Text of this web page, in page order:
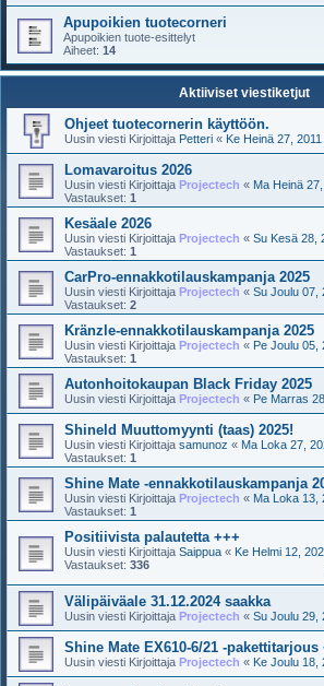
Apupoikien tuotecorneri
Apupoikien tuote-esittelyt
Aiheet: 14
Aktiiviset viestiketjut
Ohjeet tuotecornerin käyttöön.
Uusin viesti Kirjoittaja Petteri « Ke Heinä 27,
Lomavaroitus 2026
Uusin viesti Kirjoittaja Projectech « Ma Heinä
Vastaukset: 1
Kesäale 2026
Uusin viesti Kirjoittaja Projectech « Su Kesä 28,
Vastaukset: 1
CarPro-ennakkotilauskampanja 2025
Uusin viesti Kirjoittaja Projectech « Su Joulu 07,
Vastaukset: 2
Kränzle-ennakkotilauskampanja 2025
Uusin viesti Kirjoittaja Projectech « Pe Joulu 05,
Vastaukset: 1
Autonhoitokaupan Black Friday 2025
Uusin viesti Kirjoittaja Projectech « Pe Marras
Shineld Muuttomyynti (taas) 2025!
Uusin viesti Kirjoittaja samunoz « Ma Loka 27,
Vastaukset: 1
Shine Mate -ennakkotilauskampanja
Uusin viesti Kirjoittaja Projectech « Ma Loka 13,
Vastaukset: 1
Positiivista palautetta +++
Uusin viesti Kirjoittaja Saippua « Ke Helmi 12,
Vastaukset: 336
Välipäiväale 31.12.2024 saakka
Uusin viesti Kirjoittaja Projectech « Su Joulu 29,
Shine Mate EX610-6/21 -pakettitarjous
Uusin viesti Kirjoittaja Projectech « Ke Joulu 18,